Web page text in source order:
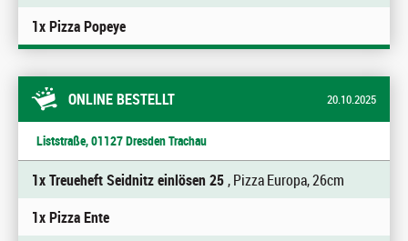
1x Pizza Popeye
ONLINE BESTELLT 20.10.2025
Liststraße, 01127 Dresden Trachau
1x Treueheft Seidnitz einlösen 25, Pizza Europa, 26cm
1x Pizza Ente